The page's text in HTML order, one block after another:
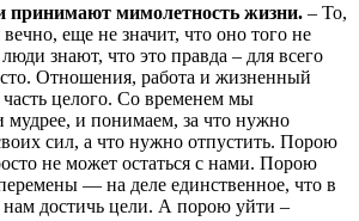
принимают мимолетность жизни. – То,
еще не значит, что оно того не
знают, что это правда – для всего
Отношения, работа и жизненный
целого. Со временем мы
мудрее, и понимаем, за что нужно
сил, а что нужно отпустить. Порою
не может остаться с нами. Порою
— на деле единственное, что в
достичь цели. А порою уйти –